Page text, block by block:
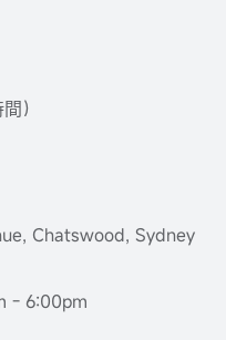
）
Chatswood, Sydney
- 6:00pm